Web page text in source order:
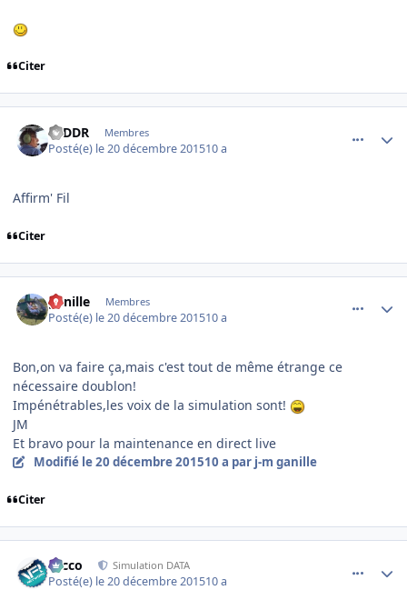
Citer
F6DDR Membres
Posté(e) le 20 décembre 201510 a
Affirm' Fil
Citer
ganille Membres
Posté(e) le 20 décembre 201510 a
Bon,on va faire ça,mais c'est tout de même étrange ce
nécessaire doublon!
Impénétrables,les voix de la simulation sont!
JM
Et bravo pour la maintenance en direct live
Modifié le 20 décembre 201510 a par j-m ganille
Citer
Nicco Simulation DATA
Posté(e) le 20 décembre 201510 a